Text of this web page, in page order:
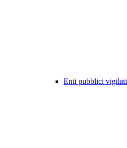
Enti pubblici vigilati